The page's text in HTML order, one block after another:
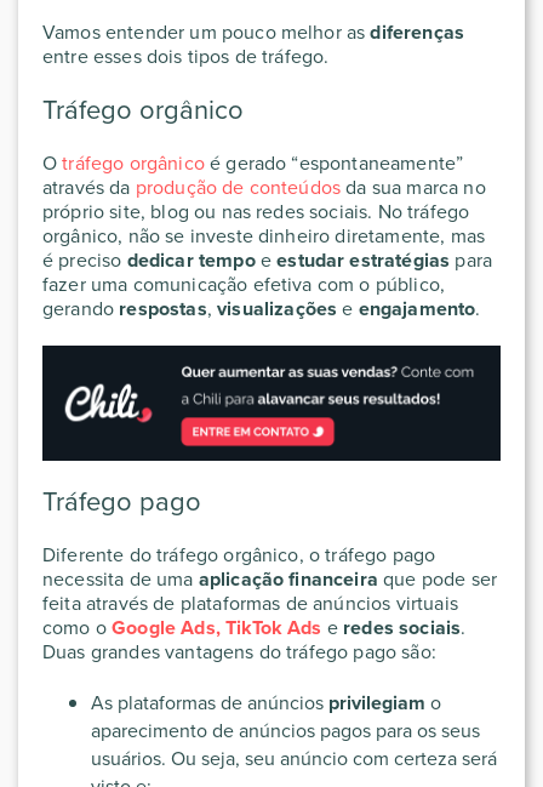
Vamos entender um pouco melhor asdiferenças
entre esses dois tipos de tráfego.
Tráfego orgânico
Otráfego orgânicoé gerado “espontaneamente”
através da produção de conteúdosda sua marca no
próprio site, blog ou nas redes sociais. No tráfego
orgânico, não se investe dinheiro diretamente, mas
é preciso dedicar tempoeestudar estratégias para
fazer uma comunicação efetiva com o público,
gerando respostas,visualizaçõese engajamento.
Tráfego pago
Diferente do tráfego orgânico, o tráfego pago
necessita de uma aplicação financeira que pode ser
feita através de plataformas de anúncios virtuais
como oGoogle Ads, TikTok Ads e redes sociais.
Duas grandes vantagens do tráfego pago são:
As plataformas de anúncios privilegiam o
aparecimento de anúncios pagos para os seus
usuários. Ou seja, seu anúncio com certeza será